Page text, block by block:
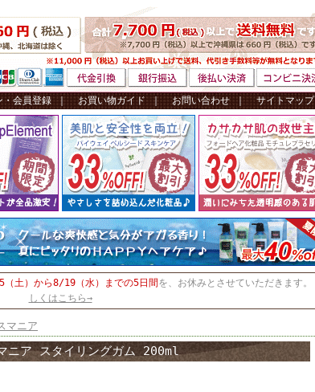
・会員登録｜ お買い物ガイド｜ お問い合わせ｜ サイトマップ
土）から8/19（水）までの5日間を、お休みとさせていただきます。
しくはこちら→
マニア
ニア スタイリングガム 200ml